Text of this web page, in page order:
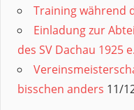
Training während
Einladung zur
des SV Dachau 1925
bisschen anders 11/